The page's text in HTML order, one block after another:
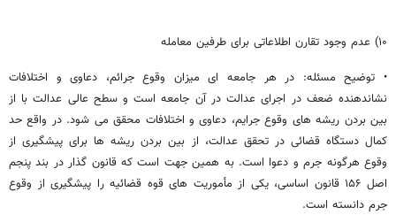
۱۰) عدم وجود تقارن اطلاعاتی برای طرفین معامله
• توضیح مسئله: در هر جامعه ای میزان وقوع جرائم، دعاوی و اختلافات
نشاندهنده ضعف در اجرای عدالت در آن جامعه است و سطح عالی عدالت با از
بین بردن ریشه های وقوع جرایم، دعاوی و اختلافات محقق می شود. در واقع حد
کمال دستگاه قضائی در تحقق عدالت، از بین بردن ریشه ها برای پیشگیری از
وقوع هرگونه جرم و دعوا است. به همین جهت است که قانون گذار در بند پنجم
اصل ۱۵۶ قانون اساسی، یکی از مأموریت های قوه قضائیه را پیشگیری از وقوع
جرم دانسته است.